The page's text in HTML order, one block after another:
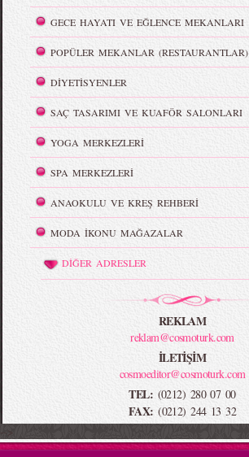
GECE HAYATI VE EĞLENCE MEKANLARI
POPÜLER MEKANLAR (RESTAURANTLAR)
DİYETİSYENLER
SAÇ TASARIMI VE KUAFÖR SALONLARI
YOGA MERKEZLERİ
SPA MERKEZLERİ
ANAOKULU VE KREŞ REHBERİ
MODA İKONU MAĞAZALAR
DİĞER ADRESLER
REKLAM
reklam@cosmoturk.com
İLETİŞİM
cosmoeditor@cosmoturk.com
TEL: (0212) 280 07 00
FAX: (0212) 244 13 32
-->